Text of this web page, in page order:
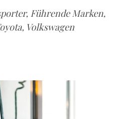
, Führende Marken,
, Volkswagen